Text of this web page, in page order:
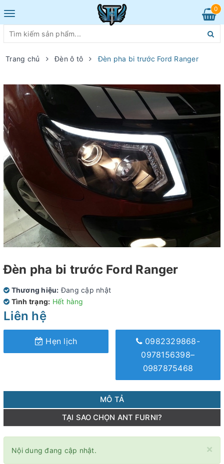
Toggle
navigation
0
Trang chủ Đèn ô tô Đèn pha bi trước Ford Ranger
Đèn pha bi trước Ford Ranger
Thương hiệu: Đang cập nhật
Tình trạng: Hết hàng
Liên hệ
Hẹn lịch
0982329868-
0978156398–
0987875468
MÔ TẢ
TẠI SAO CHỌN ANT FURNI?
×
Nội dung đang cập nhật.